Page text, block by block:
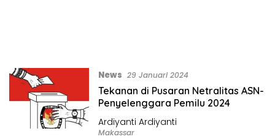
News 29 Januari 2024
Tekanan di Pusaran Netralitas ASN-
Penyelenggara Pemilu 2024
Ardiyanti Ardiyanti
Makassar